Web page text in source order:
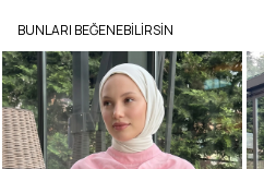
BUNLARI BEĞENEBILIRSIN